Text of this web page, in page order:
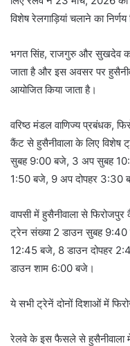
विशेष रेलगाड़ियां चलाने का निर्णय
भगत सिंह, राजगुरु और सुखदेव का
जाता है और इस अवसर पर
आयोजित किया जाता है।
वरिष्ठ मंडल वाणिज्य प्रबंधक,
कैंट से हुसैनीवाला के लिए
सुबह 9:00 बजे, 3 अप सुबह
1:50 बजे, 9 अप दोपहर 3:30
वापसी में हुसैनीवाला से
ट्रेन संख्या 2 डाउन सुबह 9:40
12:45 बजे, 8 डाउन दोपहर
डाउन शाम 6:00 बजे।
ये सभी ट्रेनें दोनों दिशाओं में
रेलवे के इस फैसले से हुसैनीवाला में